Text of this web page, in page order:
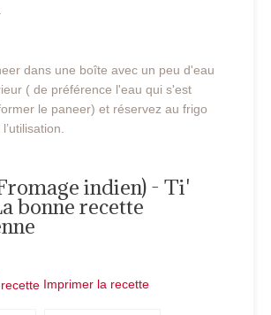
dans une boîte avec un peu d'eau
( de préférence l'eau qui s'est
le paneer) et réservez au frigo
indien) - Ti'
bonne recette
Imprimer la recette